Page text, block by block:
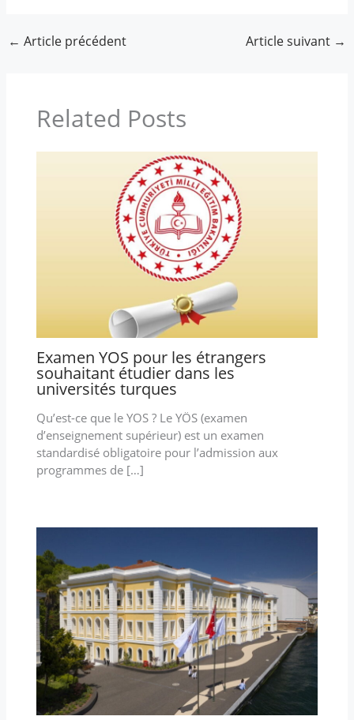
← Article précédent Article suivant →
Related Posts
Examen YOS pour les étrangers
souhaitant étudier dans les
universités turques
Qu’est-ce que le YOS ? Le YÖS (examen
d’enseignement supérieur) est un examen
standardisé obligatoire pour l’admission aux
programmes de […]